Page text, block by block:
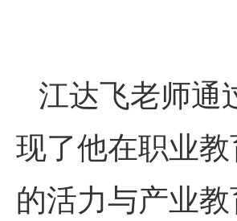
江达飞老师通
现了他在职业
的活力与产业